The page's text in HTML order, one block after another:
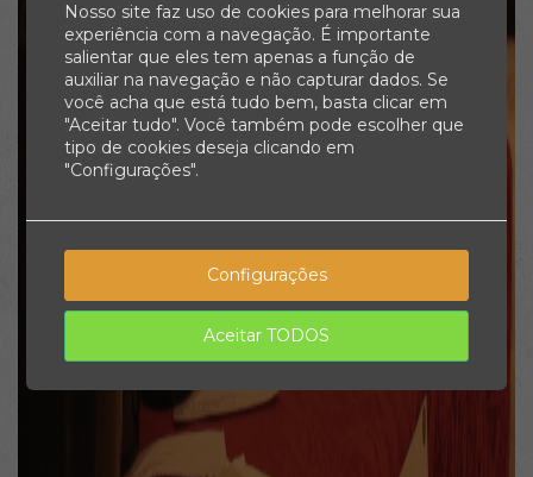
Nosso site faz uso de cookies para melhorar sua
experiência com a navegação. É importante
salientar que eles tem apenas a função de
auxiliar na navegação e não capturar dados. Se
você acha que está tudo bem, basta clicar em
"Aceitar tudo". Você também pode escolher que
tipo de cookies deseja clicando em
"Configurações".
Configurações
Aceitar TODOS